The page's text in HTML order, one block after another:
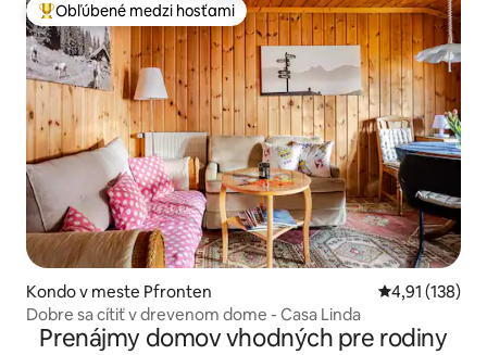
Najobľúbenejšie medzi hosťami
Obľúbené medzi hosťami
Kondo v meste Pfronten Priemerné
4,91 (138)
Dobre sa cítiť v drevenom dome - Casa Linda
Prenájmy domov vhodných pre rodiny